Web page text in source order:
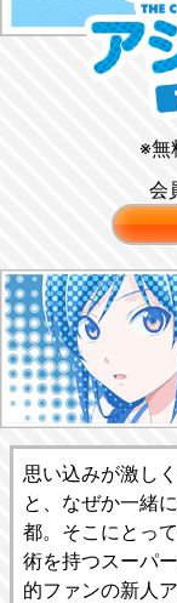
※無
会
思い込みが激し
と、なぜか一緒
都。そこにとっ
術を持つスーパ
的ファンの新人